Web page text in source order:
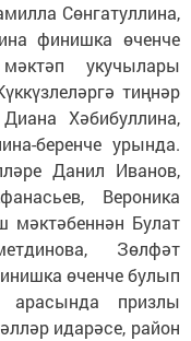
Сөнгатуллина,
финишка өченче
укучылары
тиңнәр
Хәбибуллина,
беренче урында.
Данил Иванов,
Вероника
мәктәбеннән Булат
Зөлфәт
өченче булып
арасында призлы
идарәсе, район